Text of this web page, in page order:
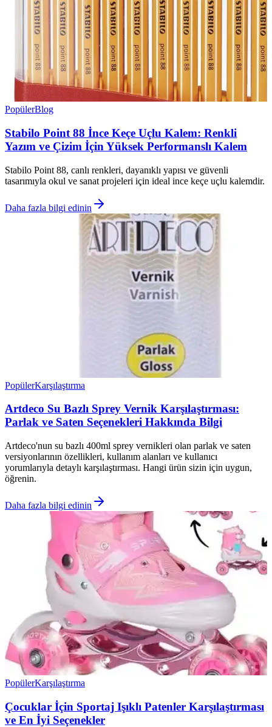
PopülerBlog
Stabilo Point 88 İnce Keçe Uçlu Kalem: Renkli
Yazım ve Çizim İçin Yüksek Performanslı Kalem
Stabilo Point 88, canlı renkleri, dayanıklı yapısı ve güvenli
tasarımıyla okul ve sanat projeleri için ideal ince keçe uçlu kalemdir.
Daha fazla bilgi edinin
PopülerKarşılaştırma
Artdeco Su Bazlı Sprey Vernik Karşılaştırması:
Parlak ve Saten Seçenekleri Hakkında Bilgi
Artdeco'nun su bazlı 400ml sprey vernikleri olan parlak ve saten
versiyonlarının özellikleri, kullanım alanları ve kullanıcı
yorumlarıyla detaylı karşılaştırması. Hangi ürün sizin için uygun,
öğrenin.
Daha fazla bilgi edinin
PopülerKarşılaştırma
Çocuklar İçin Sportaj Işıklı Patenler Karşılaştırması
ve En İyi Seçenekler